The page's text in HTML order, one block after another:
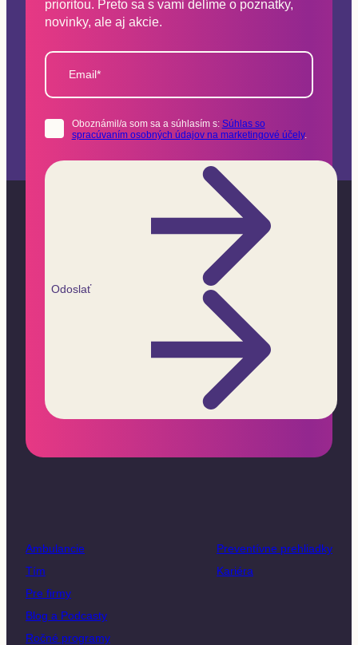
prioritou. Preto sa s vami delíme o poznatky,
novinky, ale aj akcie.
Email*
Oboznámil/a som sa a súhlasím s: Súhlas so
spracúvaním osobných údajov na marketingové účely.
Odoslať
Ambulancie
Tím
Pre firmy
Blog a Podcasty
Ročné programy
Preventívne prehliadky
Kariéra